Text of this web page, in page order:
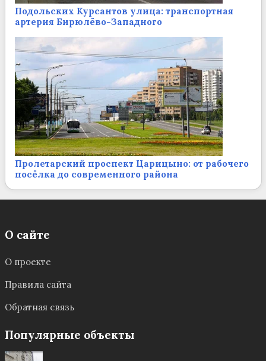
Подольских Курсантов улица: транспортная
артерия Бирюлёво-Западного
Пролетарский проспект Царицыно: от рабочего
посёлка до современного района
О сайте
О проекте
Правила сайта
Обратная связь
Популярные объекты